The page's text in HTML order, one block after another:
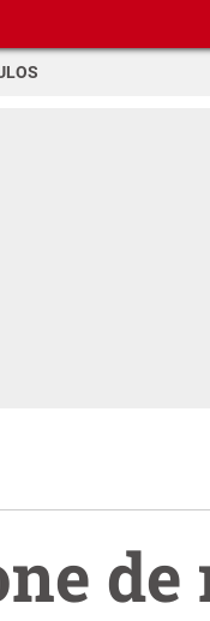
de